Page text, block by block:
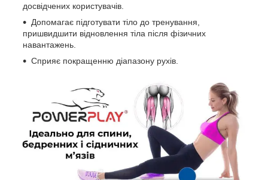
досвідчених користувачів.
Допомагає підготувати тіло до тренування,
пришвидшити відновлення тіла після фізичних
навантажень.
Сприяє покращенню діапазону рухів.